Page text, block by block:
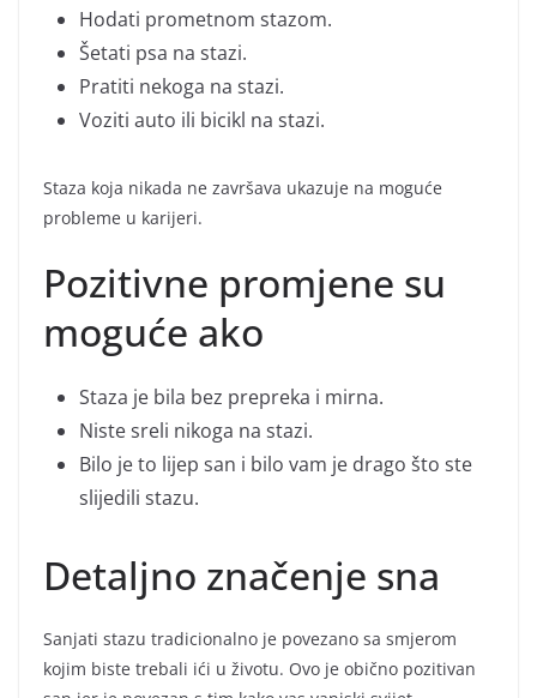
Hodati prometnom stazom.
Šetati psa na stazi.
Pratiti nekoga na stazi.
Voziti auto ili bicikl na stazi.
Staza koja nikada ne završava ukazuje na moguće
probleme u karijeri.
Pozitivne promjene su
moguće ako
Staza je bila bez prepreka i mirna.
Niste sreli nikoga na stazi.
Bilo je to lijep san i bilo vam je drago što ste
slijedili stazu.
Detaljno značenje sna
Sanjati stazu tradicionalno je povezano sa smjerom
kojim biste trebali ići u životu. Ovo je obično pozitivan